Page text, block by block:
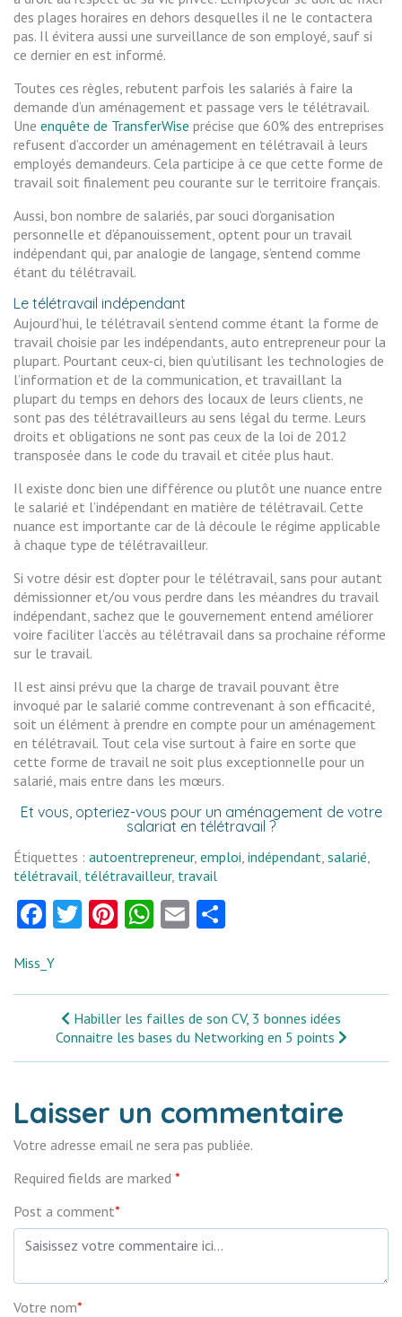
des plages horaires en dehors desquelles il ne le contactera
pas. Il évitera aussi une surveillance de son employé, sauf si
ce dernier en est informé.
Toutes ces règles, rebutent parfois les salariés à faire la
demande d’un aménagement et passage vers le télétravail.
Une enquête de TransferWise précise que 60% des entreprises
refusent d’accorder un aménagement en télétravail à leurs
employés demandeurs. Cela participe à ce que cette forme de
travail soit finalement peu courante sur le territoire français.
Aussi, bon nombre de salariés, par souci d‘organisation
personnelle et d’épanouissement, optent pour un travail
indépendant qui, par analogie de langage, s’entend comme
étant du télétravail.
Le télétravail indépendant
Aujourd’hui, le télétravail s’entend comme étant la forme de
travail choisie par les indépendants, auto entrepreneur pour la
plupart. Pourtant ceux-ci, bien qu’utilisant les technologies de
l’information et de la communication, et travaillant la
plupart du temps en dehors des locaux de leurs clients, ne
sont pas des télétravailleurs au sens légal du terme. Leurs
droits et obligations ne sont pas ceux de la loi de 2012
transposée dans le code du travail et citée plus haut.
Il existe donc bien une différence ou plutôt une nuance entre
le salarié et l’indépendant en matière de télétravail. Cette
nuance est importante car de là découle le régime applicable
à chaque type de télétravailleur.
Si votre désir est d’opter pour le télétravail, sans pour autant
démissionner et/ou vous perdre dans les méandres du travail
indépendant, sachez que le gouvernement entend améliorer
voire faciliter l’accès au télétravail dans sa prochaine réforme
sur le travail.
Il est ainsi prévu que la charge de travail pouvant être
invoqué par le salarié comme contrevenant à son efficacité,
soit un élément à prendre en compte pour un aménagement
en télétravail. Tout cela vise surtout à faire en sorte que
cette forme de travail ne soit plus exceptionnelle pour un
salarié, mais entre dans les mœurs.
Et vous, opteriez-vous pour un aménagement de votre
salariat en télétravail ?
Étiquettes : autoentrepreneur, emploi, indépendant, salarié,
télétravail, télétravailleur, travail
Facebook
Twitter
Pinterest
WhatsApp
Email
Miss_Y
Habiller les failles de son CV, 3 bonnes idées
Connaitre les bases du Networking en 5 points
Laisser un commentaire
Votre adresse email ne sera pas publiée.
Required fields are marked *
Post a comment*
Votre nom*